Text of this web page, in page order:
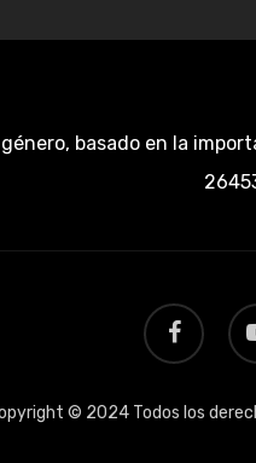
basado en la
facebook
© 2024 Todos los